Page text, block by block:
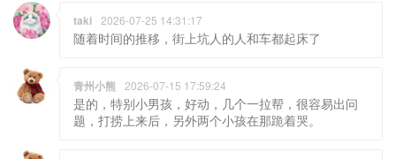
taki 2026-07-25 14:31:17
随着时间的推移，街上坑人的人和车都起床了
青州小熊 2026-07-15 17:59:24
是的，特别小男孩，好动，几个一拉帮，很容易出问
题，打捞上来后，另外两个小孩在那跪着哭。